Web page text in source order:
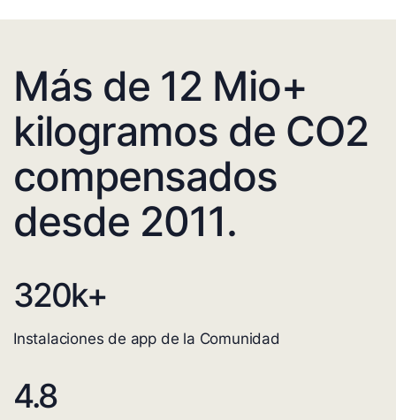
Más de 12 Mio+
kilogramos de CO2
compensados
desde 2011.
320k+
Instalaciones de app de la Comunidad
4.8